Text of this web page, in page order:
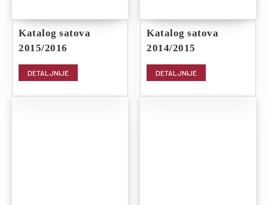
Katalog satova
2015/2016
DETALJNIJE
Katalog satova
2014/2015
DETALJNIJE